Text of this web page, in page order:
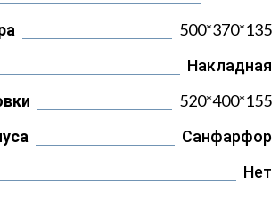
500*370*135
Накладная
520*400*155
Санфарфор
Нет